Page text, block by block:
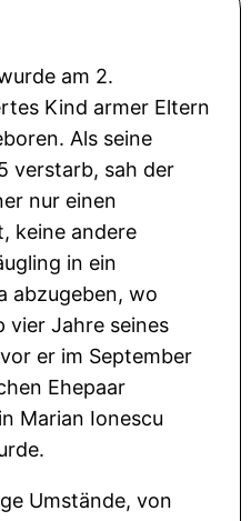
am 2.
Kind armer Eltern
Als seine
verstarb, sah der
nur einen
keine andere
in ein
abzugeben, wo
vier Jahre seines
er im September
Ehepaar
Marian Ionescu
Umstände, von